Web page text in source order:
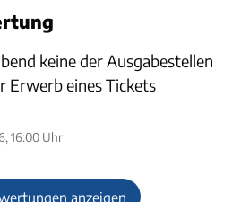
keine der Ausgabestellen
Erwerb eines Tickets
16:00 Uhr
anzeigen